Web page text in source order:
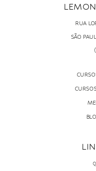
RUA
SÃO